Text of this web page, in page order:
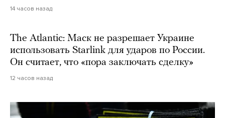
14 часов назад
The Atlantic: Маск не разрешает Украине
использовать Starlink для ударов по России.
Он считает, что «пора заключать сделку»
12 часов назад